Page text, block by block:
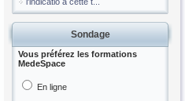
Sondage
Vous préférez les formations
MedeSpace
En ligne